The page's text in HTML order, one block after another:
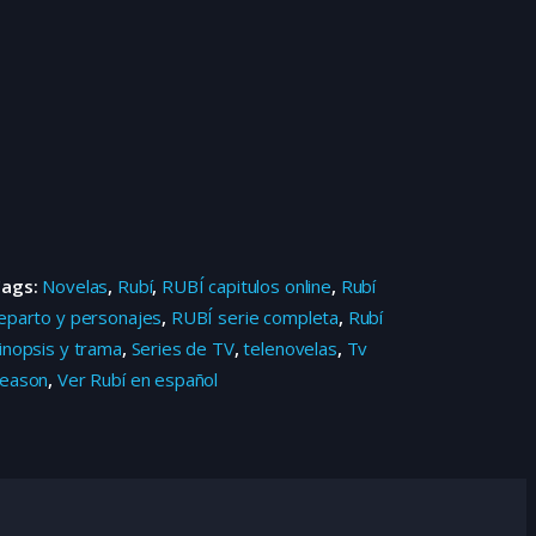
Novelas, Rubí, RUBÍ capitulos online, Rubí
y personajes, RUBÍ serie completa, Rubí
y trama, Series de TV,telenovelas, Tv
,Ver Rubí en español